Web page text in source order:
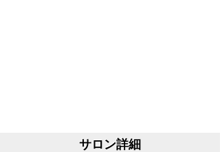
サロン詳細